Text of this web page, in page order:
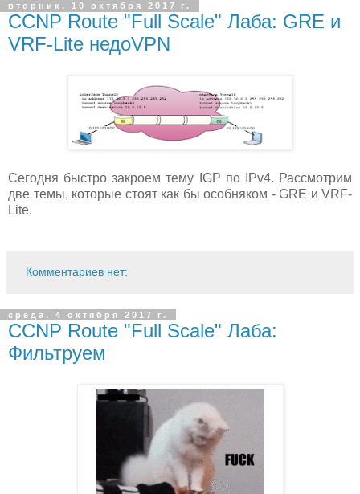
вторник, 10 октября 2017 г.
CCNP Route "Full Scale" Лаба: GRE и
VRF-Lite недоVPN
Сегодня быстро закроем тему IGP по IPv4. Рассмотрим
две темы, которые стоят как бы особняком - GRE и VRF-
Lite.
Комментариев нет:
среда, 4 октября 2017 г.
CCNP Route "Full Scale" Лаба:
Фильтруем